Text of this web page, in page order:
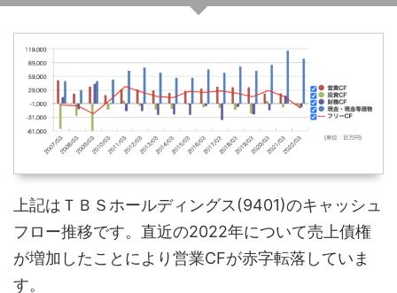
上記はＴＢＳホールディングス(9401)のキャッシュ
フロー推移です。直近の2022年について売上債権
が増加したことにより営業CFが赤字転落していま
す。